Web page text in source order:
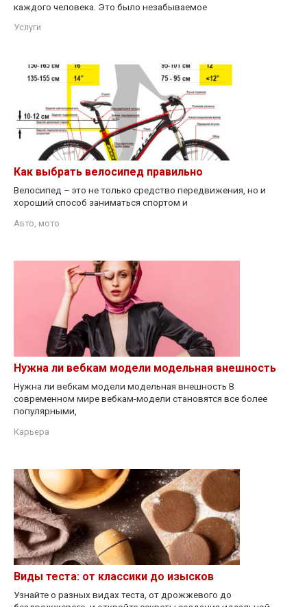
каждого человека. Это было незабываемое
Услуги
Как выбрать велосипед правильно
Велосипед – это не только средство передвижения, но и
хороший способ заниматься спортом и
Авто, мото
Нужна ли вебкам модели модельная внешность
Нужна ли вебкам модели модельная внешность В
современном мире вебкам-модели становятся все более
популярными,
Карьера
Виды теста: от классики до изысков
Узнайте о разных видах теста, от дрожжевого до